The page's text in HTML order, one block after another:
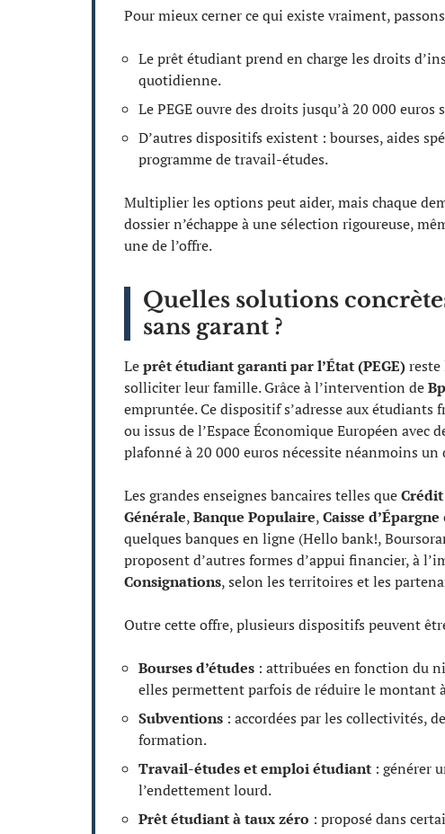
Pour mieux cerner ce qui existe vraiment,
Le prêt étudiant prend en charge les droits
quotidienne.
Le PEGE ouvre des droits jusqu’à 20 000
D’autres dispositifs existent : bourses, aides
programme de travail-études.
Multiplier les options peut aider, mais chaque
dossier n’échappe à une sélection rigoureuse,
une de l’offre.
Quelles solutions
sans garant ?
Leprêt étudiant garanti par l’État (PEGE)
solliciter leur famille. Grâce à l’intervention de
empruntée. Ce dispositif s’adresse aux
ou issus de l’Espace Économique Européen
plafonné à 20 000 euros nécessite néanmoins
Les grandes enseignes bancaires telles que
Générale,Banque Populaire,Caisse d’Épargne
quelques banques en ligne (Hello bank!,
proposent d’autres formes d’appui financier, à
Consignations, selon les territoires et les
Outre cette offre, plusieurs dispositifs peuvent
Bourses d’études : attribuées en fonction du
elles permettent parfois de réduire le montant
Subventions : accordées par les collectivités,
formation.
Travail-études et emploi étudiant : générer
l’endettement lourd.
Prêt étudiant à taux zéro : proposé dans